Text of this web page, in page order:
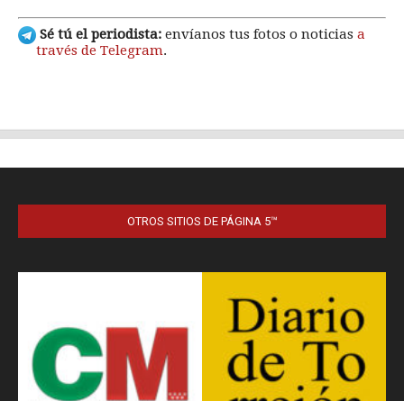
OTROS SITIOS DE PÁGINA 5™